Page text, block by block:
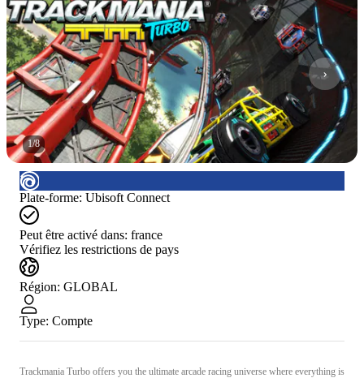
1/8
Plate-forme: Ubisoft Connect
Peut être activé dans: france
Vérifiez les restrictions de pays
Région: GLOBAL
Type: Compte
Trackmania Turbo offers you the ultimate arcade racing universe where everything is